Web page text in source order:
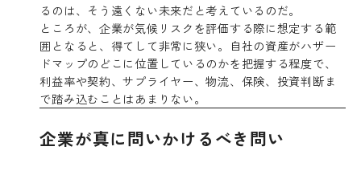
るのは、そう遠くない未来だと考えているのだ。
ところが、企業が気候リスクを評価する際に想定する範
囲となると、得てして非常に狭い。自社の資産がハザー
ドマップのどこに位置しているのかを把握する程度で、
利益率や契約、サプライヤー、物流、保険、投資判断ま
で踏み込むことはあまりない。
企業が真に問いかけるべき問い